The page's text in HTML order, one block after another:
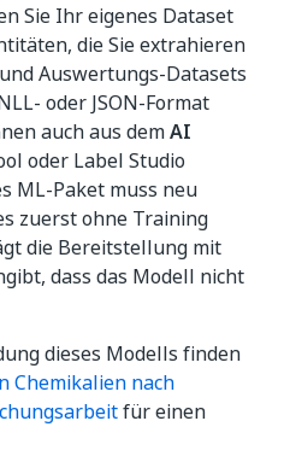
Sie Ihr eigenes Dataset
die Sie extrahieren
Auswertungs-Datasets
oder JSON-Format
auch aus demAI
oder Label Studio
ML-Paket muss neu
zuerst ohne Training
die Bereitstellung mit
dass das Modell nicht
dieses Modells finden
Chemikalien nach
für einen